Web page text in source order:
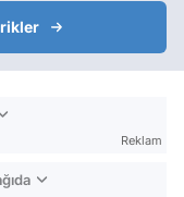
Reklam